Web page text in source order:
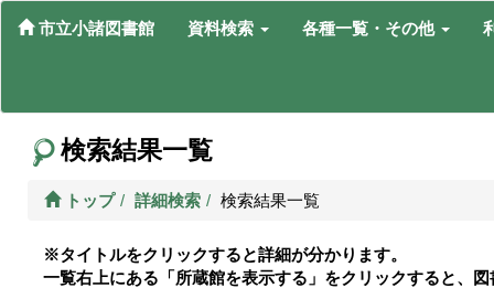
市立小諸図書館 資料検索 各種一覧・その他
検索結果一覧
トップ 詳細検索 検索結果一覧
※タイトルをクリックすると詳細が分かります。
一覧右上にある「所蔵館を表示する」をクリックすると、